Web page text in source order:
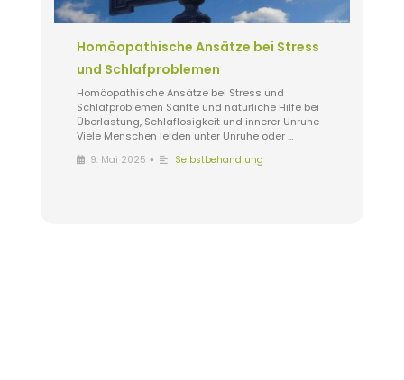
Homöopathische Ansätze bei Stress
und Schlafproblemen
Homöopathische Ansätze bei Stress und
Schlafproblemen Sanfte und natürliche Hilfe bei
Überlastung, Schlaflosigkeit und innerer Unruhe
Viele Menschen leiden unter Unruhe oder …
9. Mai 2025 • Selbstbehandlung